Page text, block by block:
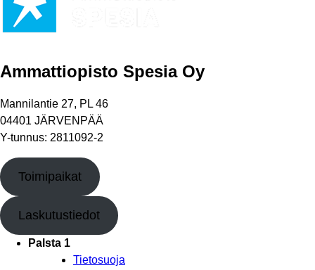
Ammattiopisto Spesia Oy
Mannilantie 27, PL 46
04401 JÄRVENPÄÄ
Y-tunnus: 2811092-2
Toimipaikat
Laskutustiedot
Palsta 1
Tietosuoja